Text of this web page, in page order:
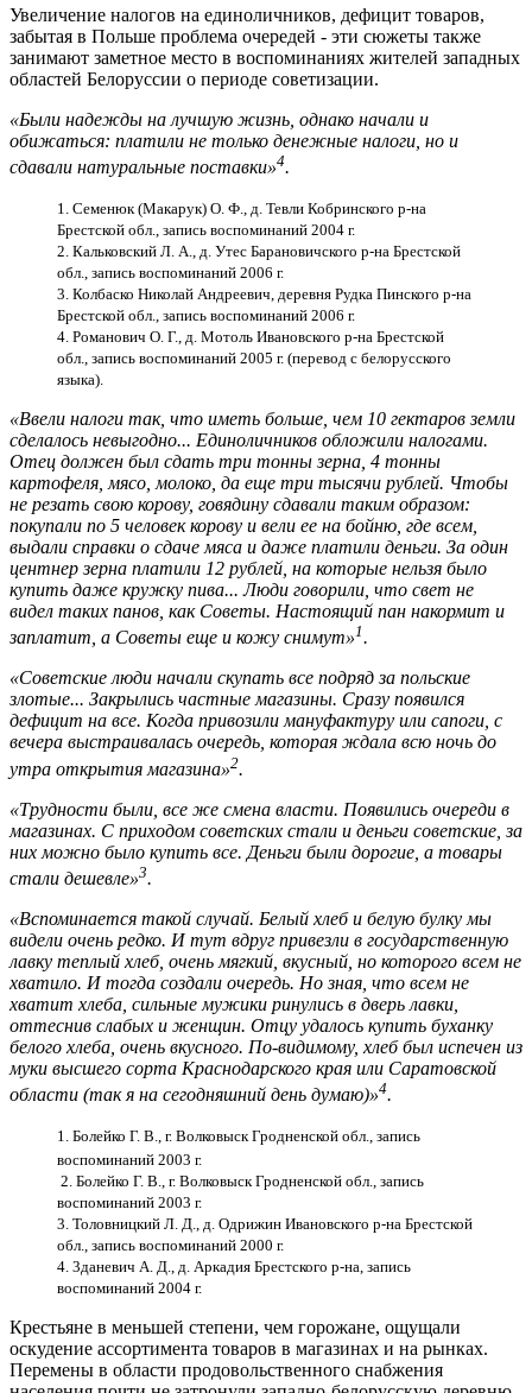
Увеличение налогов на единоличников, дефицит товаров,
забытая в Польше проблема очередей - эти сюжеты также
занимают заметное место в воспоминаниях жителей западных
областей Белоруссии о периоде советизации.
«Были надежды на лучшую жизнь, однако начали и
обижаться: платили не только денежные налоги, но и
сдавали натуральные поставки»4.
1. Семенюк (Макарук) О. Ф., д. Тевли Кобринского р-на
Брестской обл., запись воспоминаний 2004 г.
2. Кальковский Л. А., д. Утес Барановичского р-на Брестской
обл., запись воспоминаний 2006 г.
3. Колбаско Николай Андреевич, деревня Рудка Пинского р-на
Брестской обл., запись воспоминаний 2006 г.
4. Романович О. Г., д. Мотоль Ивановского р-на Брестской
обл., запись воспоминаний 2005 г. (перевод с белорусского
языка).
«Ввели налоги так, что иметь больше, чем 10 гектаров земли
сделалось невыгодно... Единоличников обложили налогами.
Отец должен был сдать три тонны зерна, 4 тонны
картофеля, мясо, молоко, да еще три тысячи рублей. Чтобы
не резать свою корову, говядину сдавали таким образом:
покупали по 5 человек корову и вели ее на бойню, где всем,
выдали справки о сдаче мяса и даже платили деньги. За один
центнер зерна платили 12 рублей, на которые нельзя было
купить даже кружку пива... Люди говорили, что свет не
видел таких панов, как Советы. Настоящий пан накормит и
заплатит, а Советы еще и кожу снимут»1.
«Советские люди начали скупать все подряд за польские
злотые... Закрылись частные магазины. Сразу появился
дефицит на все. Когда привозили мануфактуру или сапоги, с
вечера выстраивалась очередь, которая ждала всю ночь до
утра открытия магазина»2.
«Трудности были, все же смена власти. Появились очереди в
магазинах. С приходом советских стали и деньги советские, за
них можно было купить все. Деньги были дорогие, а товары
стали дешевле»3.
«Вспоминается такой случай. Белый хлеб и белую булку мы
видели очень редко. И тут вдруг привезли в государственную
лавку теплый хлеб, очень мягкий, вкусный, но которого всем не
хватило. И тогда создали очередь. Но зная, что всем не
хватит хлеба, сильные мужики ринулись в дверь лавки,
оттеснив слабых и женщин. Отцу удалось купить буханку
белого хлеба, очень вкусного. По-видимому, хлеб был испечен из
муки высшего сорта Краснодарского края или Саратовской
области (так я на сегодняшний день думаю)»4.
1. Болейко Г. В., г. Волковыск Гродненской обл., запись
воспоминаний 2003 г.
2. Болейко Г. В., г. Волковыск Гродненской обл., запись
воспоминаний 2003 г.
3. Толовницкий Л. Д., д. Одрижин Ивановского р-на Брестской
обл., запись воспоминаний 2000 г.
4. 3даневич А. Д., д. Аркадия Брестского р-на, запись
воспоминаний 2004 г.
Крестьяне в меньшей степени, чем горожане, ощущали
оскудение ассортимента товаров в магазинах и на рынках.
Перемены в области продовольственного снабжения